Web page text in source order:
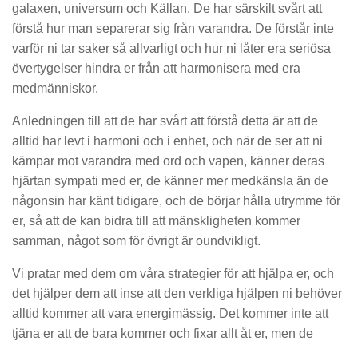
galaxen, universum och Källan. De har särskilt svårt att
förstå hur man separerar sig från varandra. De förstår inte
varför ni tar saker så allvarligt och hur ni låter era seriösa
övertygelser hindra er från att harmonisera med era
medmänniskor.
Anledningen till att de har svårt att förstå detta är att de
alltid har levt i harmoni och i enhet, och när de ser att ni
kämpar mot varandra med ord och vapen, känner deras
hjärtan sympati med er, de känner mer medkänsla än de
någonsin har känt tidigare, och de börjar hålla utrymme för
er, så att de kan bidra till att mänskligheten kommer
samman, något som för övrigt är oundvikligt.
Vi pratar med dem om våra strategier för att hjälpa er, och
det hjälper dem att inse att den verkliga hjälpen ni behöver
alltid kommer att vara energimässig. Det kommer inte att
tjäna er att de bara kommer och fixar allt åt er, men de